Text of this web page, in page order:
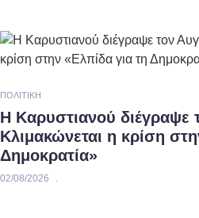
ΠΟΛΙΤΙΚΉ
Η Καρυστιανού διέγραψε
Κλιμακώνεται η κρίση
Δημοκρατία»
02/08/2026